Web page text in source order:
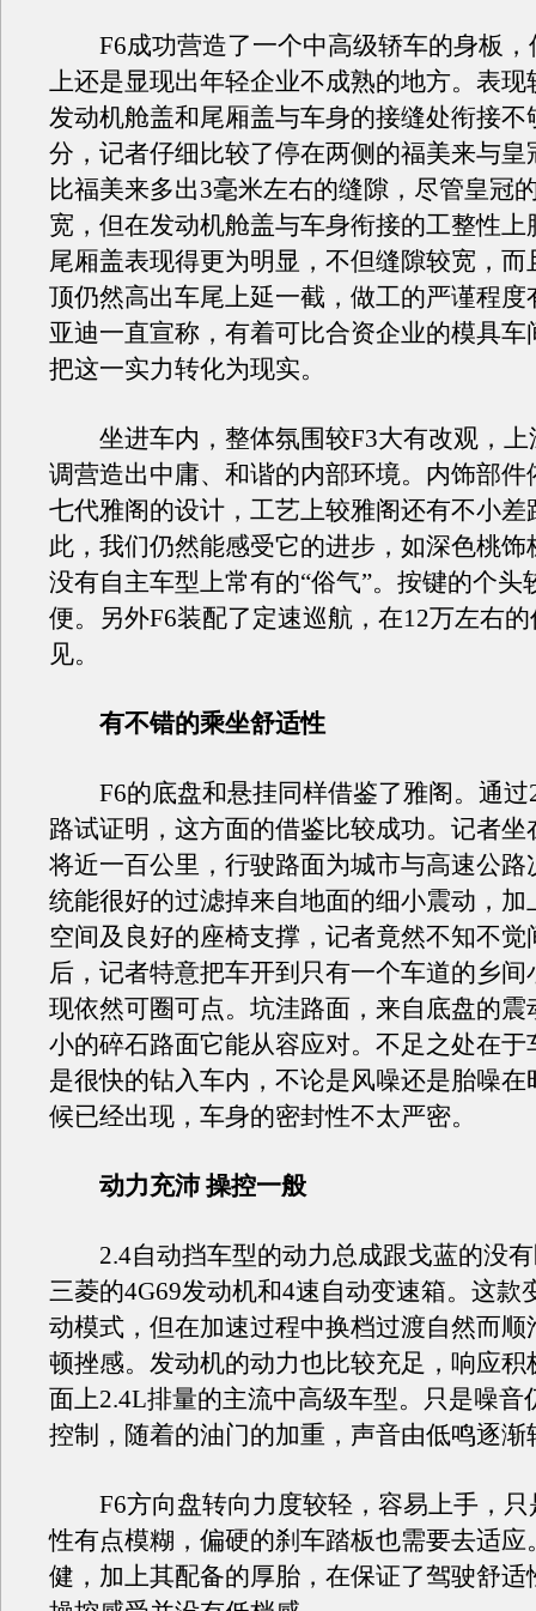
F6成功营造了一个中高级轿车的身板，
上还是显现出年轻企业不成熟的地方。表现
发动机舱盖和尾厢盖与车身的接缝处衔接不
分，记者仔细比较了停在两侧的福美来与皇
比福美来多出3毫米左右的缝隙，尽管皇冠
宽，但在发动机舱盖与车身衔接的工整性上
尾厢盖表现得更为明显，不但缝隙较宽，而
顶仍然高出车尾上延一截，做工的严谨程度
亚迪一直宣称，有着可比合资企业的模具车
把这一实力转化为现实。
坐进车内，整体氛围较F3大有改观，上
调营造出中庸、和谐的内部环境。内饰部件
七代雅阁的设计，工艺上较雅阁还有不小差
此，我们仍然能感受它的进步，如深色桃饰
没有自主车型上常有的“俗气”。按键的个头
便。另外F6装配了定速巡航，在12万左右
见。
有不错的乘坐舒适性
F6的底盘和悬挂同样借鉴了雅阁。通过
路试证明，这方面的借鉴比较成功。记者坐
将近一百公里，行驶路面为城市与高速公路
统能很好的过滤掉来自地面的细小震动，加
空间及良好的座椅支撑，记者竟然不知不觉
后，记者特意把车开到只有一个车道的乡间
现依然可圈可点。坑洼路面，来自底盘的震
小的碎石路面它能从容应对。不足之处在于
是很快的钻入车内，不论是风噪还是胎噪在
候已经出现，车身的密封性不太严密。
动力充沛 操控一般
2.4自动挡车型的动力总成跟戈蓝的没有
三菱的4G69发动机和4速自动变速箱。这款
动模式，但在加速过程中换档过渡自然而顺
顿挫感。发动机的动力也比较充足，响应积
面上2.4L排量的主流中高级车型。只是噪音
控制，随着的油门的加重，声音由低鸣逐渐
F6方向盘转向力度较轻，容易上手，只
性有点模糊，偏硬的刹车踏板也需要去适应
健，加上其配备的厚胎，在保证了驾驶舒适